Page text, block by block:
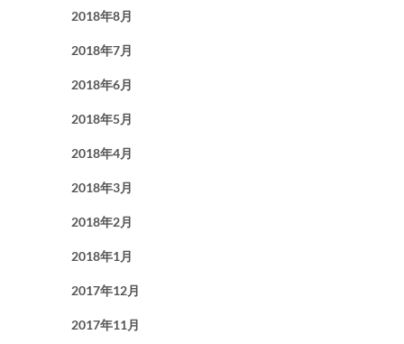
2018年8月
2018年7月
2018年6月
2018年5月
2018年4月
2018年3月
2018年2月
2018年1月
2017年12月
2017年11月